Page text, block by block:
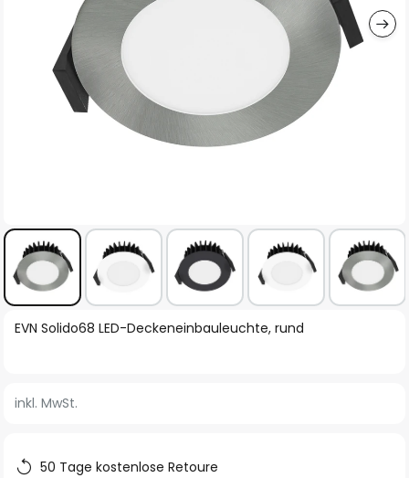
Zum
springen
EVN Solido68 LED-Deckeneinbauleuchte, rund
inkl. MwSt.
50 Tage kostenlose Retoure